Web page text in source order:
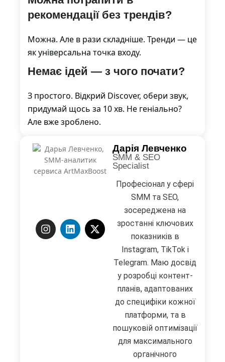
рекомендації без трендів?
Можна. Але в рази складніше. Тренди — це
як універсальна точка входу.
Немає ідей — з чого почати?
З простого. Відкрий Discover, обери звук,
придумай щось за 10 хв. Не геніально?
Але вже зроблено.
Дарія Левченко
SMM & SEO
Specialist
Професіонал у сфері
SMM та SEO,
зосереджена на
зростанні ключових
показників в
Instagram, TikTok і
Telegram. Маю досвід
у розробці контент-
планів, адаптованих
до специфіки кожної
платформи, та в
пошуковій оптимізації
для максимального
органічного